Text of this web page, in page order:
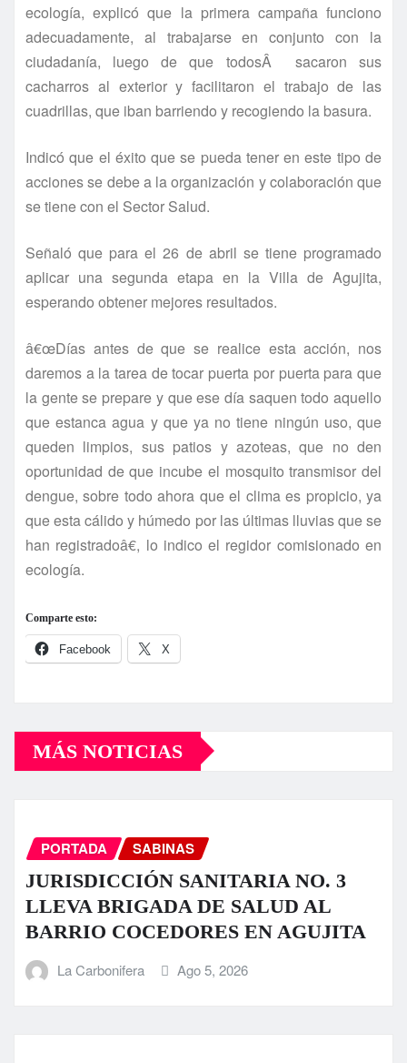
ecologí­a, explicó que la primera campaña funciono
adecuadamente, al trabajarse en conjunto con la
ciudadaní­a, luego de que todosÂ sacaron sus
cacharros al exterior y facilitaron el trabajo de las
cuadrillas, que iban barriendo y recogiendo la basura.
Indicó que el éxito que se pueda tener en este tipo de
acciones se debe a la organización y colaboración que
se tiene con el Sector Salud.
Señaló que para el 26 de abril se tiene programado
aplicar una segunda etapa en la Villa de Agujita,
esperando obtener mejores resultados.
â€œDí­as antes de que se realice esta acción, nos
daremos a la tarea de tocar puerta por puerta para que
la gente se prepare y que ese dí­a saquen todo aquello
que estanca agua y que ya no tiene ningún uso, que
queden limpios, sus patios y azoteas, que no den
oportunidad de que incube el mosquito transmisor del
dengue, sobre todo ahora que el clima es propicio, ya
que esta cálido y húmedo por las últimas lluvias que se
han registradoâ€, lo indico el regidor comisionado en
ecologí­a.
Comparte esto:
Facebook X
MÁS NOTICIAS
PORTADA SABINAS
JURISDICCIÓN SANITARIA NO. 3
LLEVA BRIGADA DE SALUD AL
BARRIO COCEDORES EN AGUJITA
La Carbonifera Ago 5, 2026